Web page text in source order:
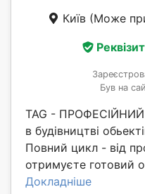
Київ (Може
Був на
TAG -
в будівництві
Повний цикл - від
отримуєте готовий
Докладніше